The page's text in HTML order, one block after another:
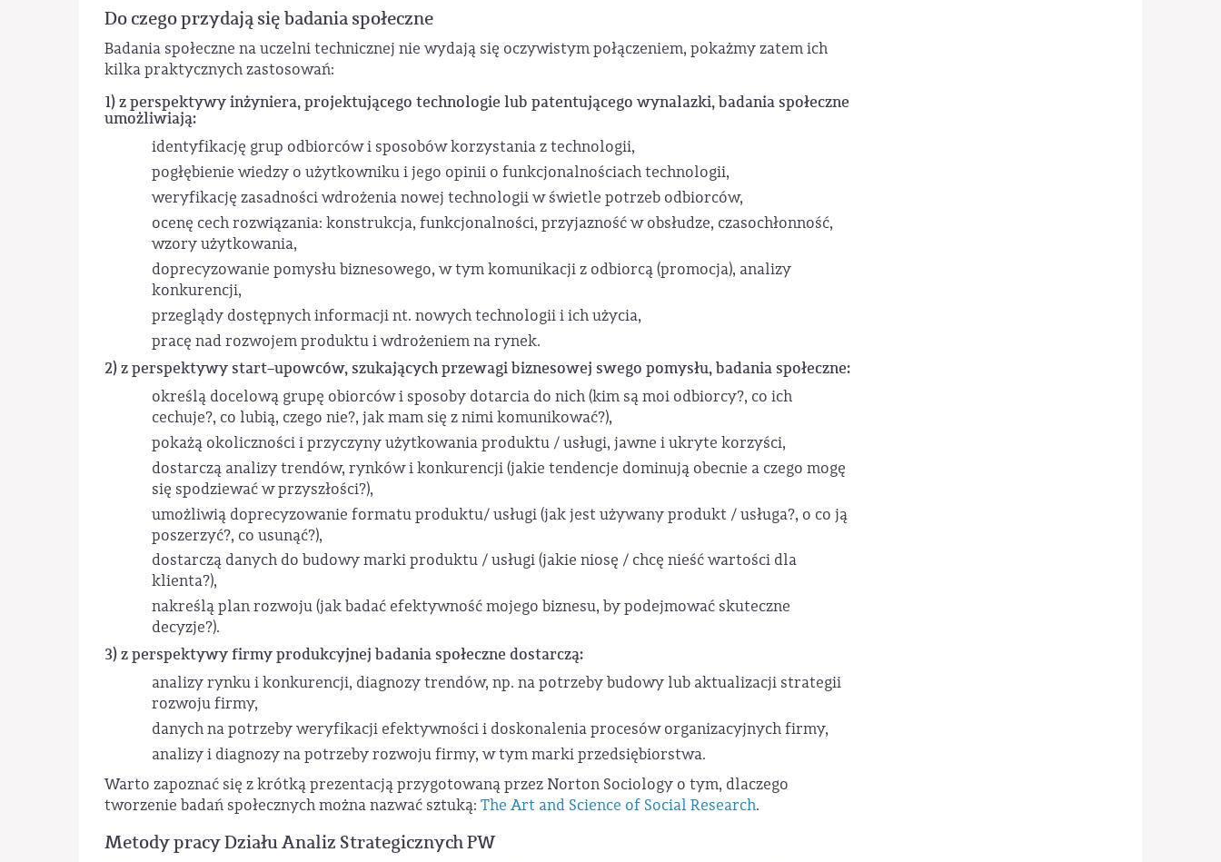
Do czego przydają się badania społeczne
Badania społeczne na uczelni technicznej nie wydają się oczywistym połączeniem, pokażmy zatem ich
kilka praktycznych zastosowań:
1) z perspektywy inżyniera, projektującego technologie lub patentującego wynalazki, badania społeczne
umożliwiają:
identyfikację grup odbiorców i sposobów korzystania z technologii,
pogłębienie wiedzy o użytkowniku i jego opinii o funkcjonalnościach technologii,
weryfikację zasadności wdrożenia nowej technologii w świetle potrzeb odbiorców,
ocenę cech rozwiązania: konstrukcja, funkcjonalności, przyjazność w obsłudze, czasochłonność,
wzory użytkowania,
doprecyzowanie pomysłu biznesowego, w tym komunikacji z odbiorcą (promocja), analizy
konkurencji,
przeglądy dostępnych informacji nt. nowych technologii i ich użycia,
pracę nad rozwojem produktu i wdrożeniem na rynek.
2) z perspektywy start–upowców, szukających przewagi biznesowej swego pomysłu, badania społeczne:
określą docelową grupę obiorców i sposoby dotarcia do nich (kim są moi odbiorcy?, co ich
cechuje?, co lubią, czego nie?, jak mam się z nimi komunikować?),
pokażą okoliczności i przyczyny użytkowania produktu / usługi, jawne i ukryte korzyści,
dostarczą analizy trendów, rynków i konkurencji (jakie tendencje dominują obecnie a czego mogę
się spodziewać w przyszłości?),
umożliwią doprecyzowanie formatu produktu/ usługi (jak jest używany produkt / usługa?, o co ją
poszerzyć?, co usunąć?),
dostarczą danych do budowy marki produktu / usługi (jakie niosę / chcę nieść wartości dla
klienta?),
nakreślą plan rozwoju (jak badać efektywność mojego biznesu, by podejmować skuteczne
decyzje?).
3) z perspektywy firmy produkcyjnej badania społeczne dostarczą:
analizy rynku i konkurencji, diagnozy trendów, np. na potrzeby budowy lub aktualizacji strategii
rozwoju firmy,
danych na potrzeby weryfikacji efektywności i doskonalenia procesów organizacyjnych firmy,
analizy i diagnozy na potrzeby rozwoju firmy, w tym marki przedsiębiorstwa.
Warto zapoznać się z krótką prezentacją przygotowaną przez Norton Sociology o tym, dlaczego
tworzenie badań społecznych można nazwać sztuką: The Art and Science of Social Research.
Metody pracy Działu Analiz Strategicznych PW